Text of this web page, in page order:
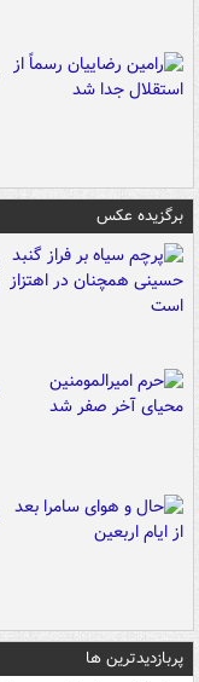
برگزیده عکس
پربازدیدترین ها